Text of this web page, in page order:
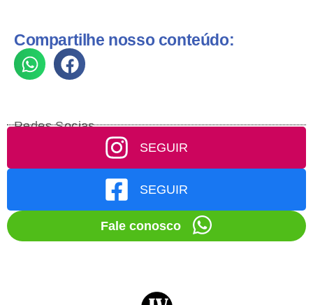
Compartilhe nosso conteúdo:
Redes Socias
SEGUIR
SEGUIR
Fale conosco